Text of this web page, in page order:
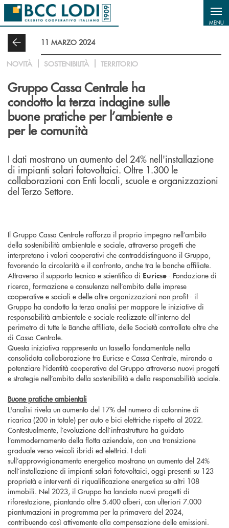
Salta al contenuto principale
MENU
11 MARZO 2024
NOVITÀ SOSTENIBILITÀ TERRITORIO
Gruppo Cassa Centrale ha
condotto la terza indagine sulle
buone pratiche per l’ambiente e
per le comunità
I dati mostrano un aumento del 24% nell'installazione
di impianti solari fotovoltaici. Oltre 1.300 le
collaborazioni con Enti locali, scuole e organizzazioni
del Terzo Settore.
Il Gruppo Cassa Centrale rafforza il proprio impegno nell’ambito
della sostenibilità ambientale e sociale, attraverso progetti che
interpretano i valori cooperativi che contraddistinguono il Gruppo,
favorendo la circolarità e il confronto, anche tra le banche affiliate.
Attraverso il supporto tecnico e scientifico di Euricse- Fondazione di
ricerca, formazione e consulenza nell’ambito delle imprese
cooperative e sociali e delle altre organizzazioni non profit - il
Gruppo ha condotto la terza analisi per mappare le iniziative di
responsabilità ambientale e sociale realizzate all’interno del
perimetro di tutte le Banche affiliate, delle Società controllate oltre che
di Cassa Centrale.
Questa iniziativa rappresenta un tassello fondamentale nella
consolidata collaborazione tra Euricse e Cassa Centrale, mirando a
potenziare l'identità cooperativa del Gruppo attraverso nuovi progetti
e strategie nell’ambito della sostenibilità e della responsabilità sociale.
Buone pratiche ambientali
L'analisi rivela un aumento del 17% del numero di colonnine di
ricarica (200 in totale) per auto e bici elettriche rispetto al 2022.
Contestualmente, l’evoluzione dell’infrastruttura ha guidato
l’ammodernamento della flotta aziendale, con una transizione
graduale verso veicoli ibridi ed elettrici. I dati
sull’approvvigionamento energetico mostrano un aumento del 24%
nell’installazione di impianti solari fotovoltaici, oggi presenti su 123
proprietà e interventi di riqualificazione energetica su altri 108
immobili. Nel 2023, il Gruppo ha lanciato nuovi progetti di
riforestazione, piantando oltre 5.400 alberi, con ulteriori 7.000
piantumazioni in programma per la primavera del 2024,
contribuendo così attivamente alla compensazione delle emissioni.